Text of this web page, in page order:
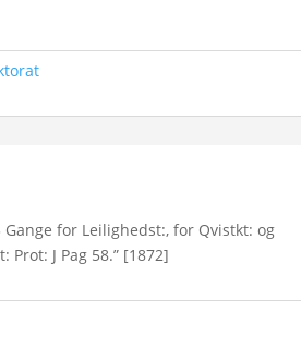
for Leilighedst:, for Qvistkt: og
J Pag 58.” [1872]